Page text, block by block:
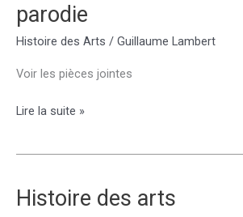
3°3
parodie
Histoire des Arts / Guillaume Lambert
Voir les pièces jointes
Premier
3°2,
3°3,
Lire la suite »
Histoire des arts